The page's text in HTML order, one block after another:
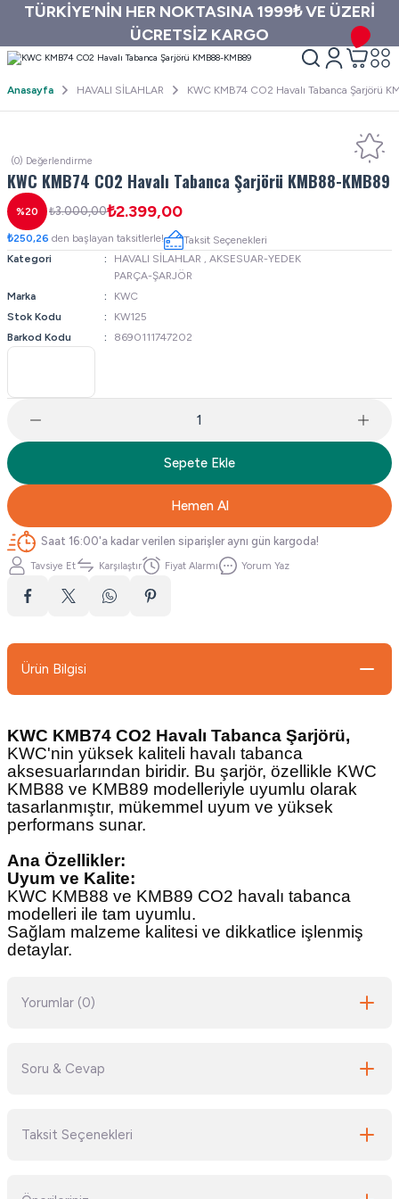
TÜRKİYE’NİN HER NOKTASINA 1999₺ VE ÜZERİ
ÜCRETSİZ KARGO
Anasayfa HAVALI SİLAHLAR KWC KMB74 CO2 Havalı Tabanca Şarjörü
(0) Değerlendirme
KWC KMB74 CO2 Havalı Tabanca Şarjörü KMB88-KMB89
%20 ₺3.000,00₺2.399,00
₺250,26 den başlayan taksitlerle!
Taksit Seçenekleri
Kategori
HAVALI SİLAHLAR , AKSESUAR-YEDEK
PARÇA-ŞARJÖR
Marka
KWC
Stok Kodu
KW125
Barkod Kodu
8690111747202
Sepete Ekle
Hemen Al
Saat 16:00'a kadar verilen siparişler aynı gün kargoda!
Tavsiye Et Karşılaştır Fiyat Alarmı Yorum Yaz
Ürün Bilgisi
KWC KMB74 CO2 Havalı Tabanca Şarjörü,
KWC'nin yüksek kaliteli havalı tabanca
aksesuarlarından biridir. Bu şarjör, özellikle KWC
KMB88 ve KMB89 modelleriyle uyumlu olarak
tasarlanmıştır, mükemmel uyum ve yüksek
performans sunar.
Ana Özellikler:
Uyum ve Kalite:
KWC KMB88 ve KMB89 CO2 havalı tabanca
modelleri ile tam uyumlu.
Sağlam malzeme kalitesi ve dikkatlice işlenmiş
detaylar.
Yorumlar (0)
Soru & Cevap
Taksit Seçenekleri